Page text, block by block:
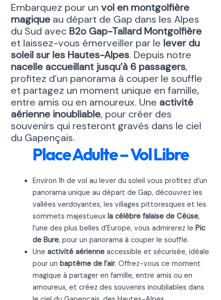
Embarquez pour un vol en montgolfière
magiqueau départ de Gap dans les Alpes
du Sud avec B2o Gap-Tallard Montgolfière
et laissez-vous émerveiller par le lever du
soleil sur les Hautes-Alpes. Depuis notre
nacelle accueillant jusqu’à 6 passagers,
profitez d’un panorama à couper le souffle
et partagez un moment unique en famille,
entre amis ou en amoureux. Une activité
aérienne inoubliable, pour créer des
souvenirs qui resteront gravés dans le ciel
du Gapençais.
Place Adulte – Vol Libre
Environ 1h de vol au lever du soleil vous profitez d’un
panorama unique au départ de Gap, découvrez les
vallées verdoyantes, les villages pittoresques et les
sommets majestueux la célèbre falaise de Céüse,
l’une des plus belles d’Europe, vous admirerez le Pic
de Bure, pour un panorama à couper le souffle.
Une activité aérienneaccessible et sécurisée, idéale
pour un baptême de l’air. Offrez-vous ce moment
magique à partager en famille, entre amis ou en
amoureux, et créez des souvenirs inoubliables dans